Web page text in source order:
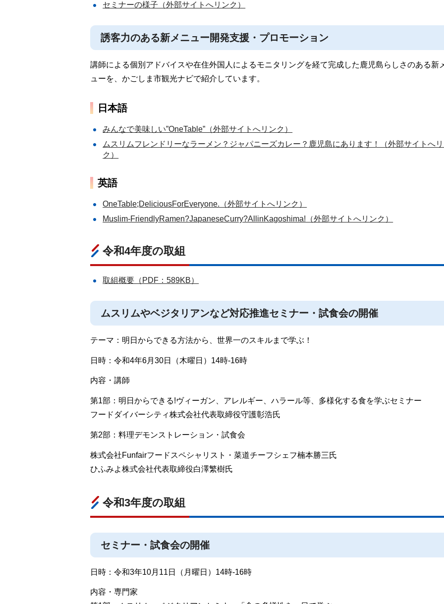
セミナーの様子（外部サイトへリンク）
誘客力のある新メニュー開発支援・プロモーション
講師による個別アドバイスや在住外国人によるモニタリングを経て完成した鹿児島らしさのある新
ューを、かごしま市観光ナビで紹介しています。
日本語
みんなで美味しい”OneTable”（外部サイトへリンク）
ムスリムフレンドリーなラーメン？ジャパニーズカレー？鹿児島にあります！（外部サイトへ
ク）
英語
OneTable;DeliciousForEveryone.（外部サイトへリンク）
Muslim-FriendlyRamen?JapaneseCurry?AllinKagoshima!（外部サイトへリンク）
令和4年度の取組
取組概要（PDF：589KB）
ムスリムやベジタリアンなど対応推進セミナー・試食会の開催
テーマ：明日からできる方法から、世界一のスキルまで学ぶ！
日時：令和4年6月30日（木曜日）14時-16時
内容・講師
第1部：明日からできる!ヴィーガン、アレルギー、ハラール等、多様化する食を学ぶセミナー
フードダイバーシティ株式会社代表取締役守護彰浩氏
第2部：料理デモンストレーション・試食会
株式会社Funfairフードスペシャリスト・菜道チーフシェフ楠本勝三氏
ひふみよ株式会社代表取締役白澤繁樹氏
令和3年度の取組
セミナー・試食会の開催
日時：令和3年10月11日（月曜日）14時-16時
内容・専門家